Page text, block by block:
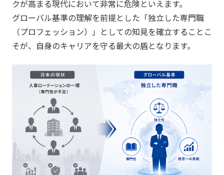
クが高まる現代において非常に危険といえます。
グローバル基準の理解を前提とした「独立した専門職
（プロフェッション）」としての知見を確立することこ
そが、自身のキャリアを守る最大の盾となります。